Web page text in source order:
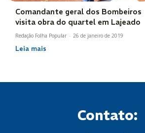
Comandante geral dos Bombeiros
visita obra do quartel em Lajeado
Redação Folha Popular - 26 de janeiro de 2019
Leia mais
Contato: